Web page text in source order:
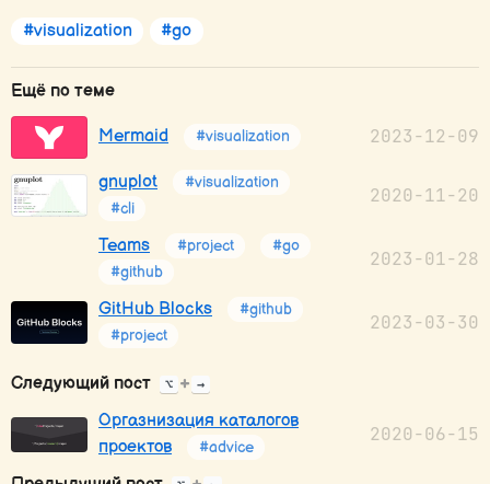
#visualization #go
Ещё по теме
Mermaid #visualization 2023-12-09
gnuplot
#visualization
#cli
2020-11-20
Teams #project
#go
#github
2023-01-28
GitHub Blocks
#github
#project
2023-03-30
Следующий пост ⌥ + →
Оргазнизация каталогов
проектов
#advice
2020-06-15